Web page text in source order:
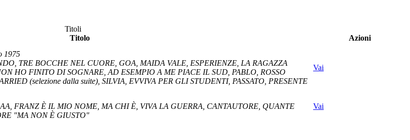
Titoli
Titolo
Azioni
1975
TRE BOCCHE NEL CUORE, GOA, MAIDA VALE, ESPERIENZE, LA RAGAZZA
HO FINITO DI SOGNARE, AD ESEMPIO A ME PIACE IL SUD, PABLO, ROSSO
(selezione dalla suite), SILVIA, EVVIVA PER GLI STUDENTI, PASSATO, PRESENTE
Vai
FRANZ È IL MIO NOME, MA CHI È, VIVA LA GUERRA, CANTAUTORE, QUANTE
"MA NON È GIUSTO"
Vai